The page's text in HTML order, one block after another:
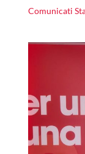
Comunicati